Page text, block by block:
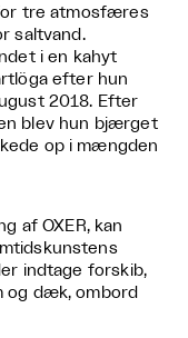
tre atmosfæres
saltvand.
i en kahyt
efter hun
2018. Efter
blev hun bjærget
op i mængden
af OXER, kan
indtage forskib,
og dæk, ombord